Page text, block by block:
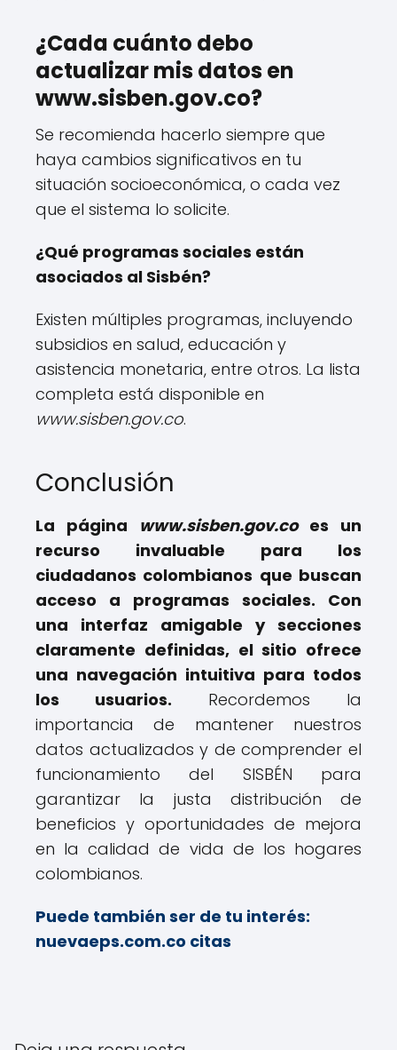
¿Cada cuánto debo
actualizar mis datos en
www.sisben.gov.co?
Se recomienda hacerlo siempre que
haya cambios significativos en tu
situación socioeconómica, o cada vez
que el sistema lo solicite.
¿Qué programas sociales están
asociados al Sisbén?
Existen múltiples programas, incluyendo
subsidios en salud, educación y
asistencia monetaria, entre otros. La lista
completa está disponible en
www.sisben.gov.co.
Conclusión
La página www.sisben.gov.coes un
recurso invaluable para los
ciudadanos colombianos que buscan
acceso a programas sociales. Con
una interfaz amigable y secciones
claramente definidas, el sitio ofrece
una navegación intuitiva para todos
los usuarios. Recordemos la
importancia de mantener nuestros
datos actualizados y de comprender el
funcionamiento del SISBÉN para
garantizar la justa distribución de
beneficios y oportunidades de mejora
en la calidad de vida de los hogares
colombianos.
Puede también ser de tu interés:
nuevaeps.com.co citas